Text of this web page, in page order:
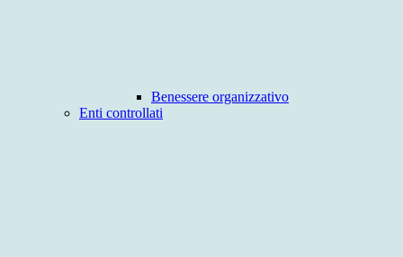
Benessere organizzativo
Enti controllati